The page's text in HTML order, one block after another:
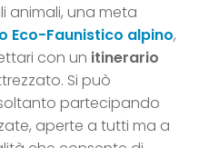
animali, una meta
Eco-Faunistico alpino,
con un itinerario
Si può
partecipando
aperte a tutti ma a